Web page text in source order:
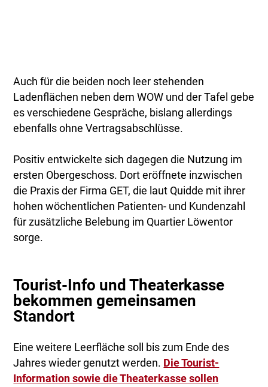
Auch für die beiden noch leer stehenden
Ladenflächen neben dem WOW und der Tafel gebe
es verschiedene Gespräche, bislang allerdings
ebenfalls ohne Vertragsabschlüsse.
Positiv entwickelte sich dagegen die Nutzung im
ersten Obergeschoss. Dort eröffnete inzwischen
die Praxis der Firma GET, die laut Quidde mit ihrer
hohen wöchentlichen Patienten- und Kundenzahl
für zusätzliche Belebung im Quartier Löwentor
sorge.
Tourist-Info und Theaterkasse
bekommen gemeinsamen
Standort
Eine weitere Leerfläche soll bis zum Ende des
Jahres wieder genutzt werden. Die Tourist-
Information sowie die Theaterkasse sollen